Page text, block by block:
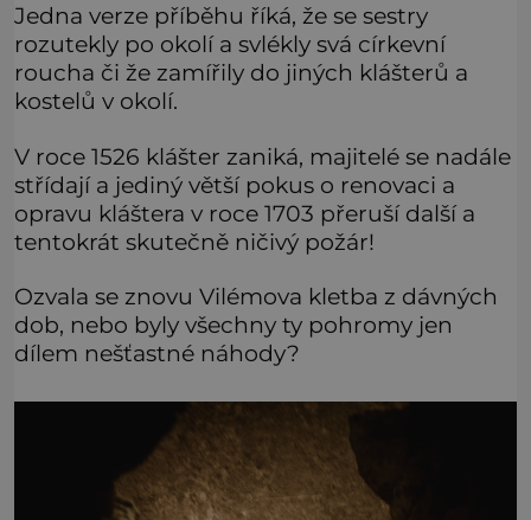
Jedna verze příběhu říká, že se sestry
rozutekly po okolí a svlékly svá církevní
roucha či že zamířily do jiných klášterů a
kostelů v okolí.
V roce 1526 klášter zaniká, majitelé se nadále
střídají a jediný větší pokus o renovaci a
opravu kláštera v roce 1703 přeruší další a
tentokrát skutečně ničivý požár!
Ozvala se znovu Vilémova kletba z dávných
dob, nebo byly všechny ty pohromy jen
dílem nešťastné náhody?